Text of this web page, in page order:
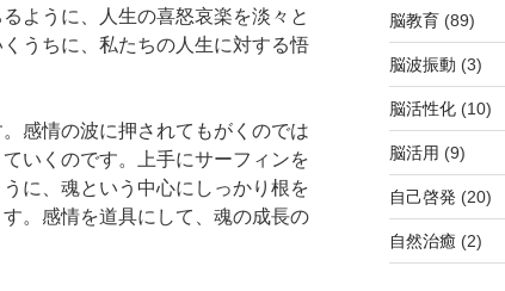
ように、人生の喜怒哀楽を淡々と
うちに、私たちの人生に対する悟
感情の波に押されてもがくのでは
いくのです。上手にサーフィンを
に、魂という中心にしっかり根を
。感情を道具にして、魂の成長の
脳教育(89)
脳波振動 (3)
脳活性化(10)
脳活用 (9)
自己啓発 (20)
自然治癒 (2)